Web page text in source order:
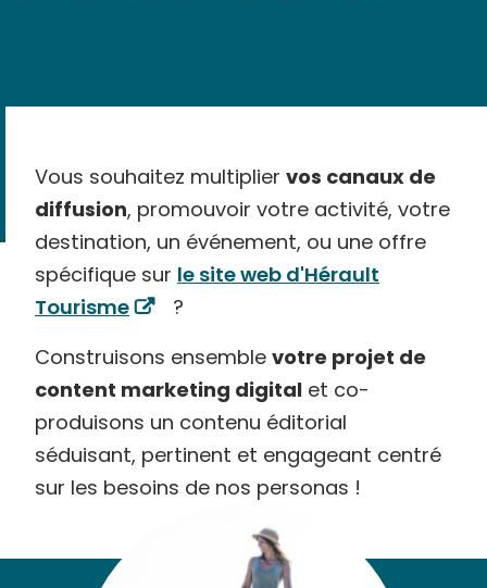
Vous souhaitez multiplier vos canaux de
diffusion, promouvoir votre activité, votre
destination, un événement, ou une offre
spécifique sur le site web d'Hérault
Tourisme
?
Construisons ensemble votre projet de
content marketing digital et co-
produisons un contenu éditorial
séduisant, pertinent et engageant centré
sur les besoins de nos personas !